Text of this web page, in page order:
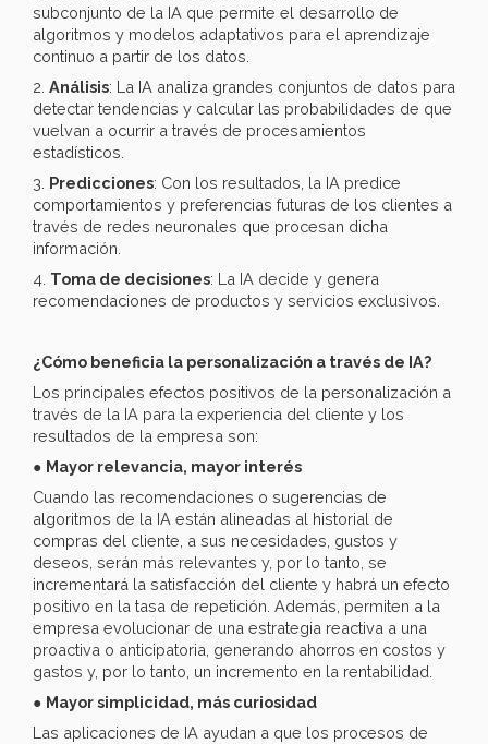
subconjunto de la IA que permite el desarrollo de
algoritmos y modelos adaptativos para el aprendizaje
continuo a partir de los datos.
2. Análisis: La IA analiza grandes conjuntos de datos para
detectar tendencias y calcular las probabilidades de que
vuelvan a ocurrir a través de procesamientos
estadísticos.
3. Predicciones: Con los resultados, la IA predice
comportamientos y preferencias futuras de los clientes a
través de redes neuronales que procesan dicha
información.
4. Toma de decisiones: La IA decide y genera
recomendaciones de productos y servicios exclusivos.
¿Cómo beneficia la personalización a través de IA?
Los principales efectos positivos de la personalización a
través de la IA para la experiencia del cliente y los
resultados de la empresa son:
● Mayor relevancia, mayor interés
Cuando las recomendaciones o sugerencias de
algoritmos de la IA están alineadas al historial de
compras del cliente, a sus necesidades, gustos y
deseos, serán más relevantes y, por lo tanto, se
incrementará la satisfacción del cliente y habrá un efecto
positivo en la tasa de repetición. Además, permiten a la
empresa evolucionar de una estrategia reactiva a una
proactiva o anticipatoria, generando ahorros en costos y
gastos y, por lo tanto, un incremento en la rentabilidad.
● Mayor simplicidad, más curiosidad
Las aplicaciones de IA ayudan a que los procesos de